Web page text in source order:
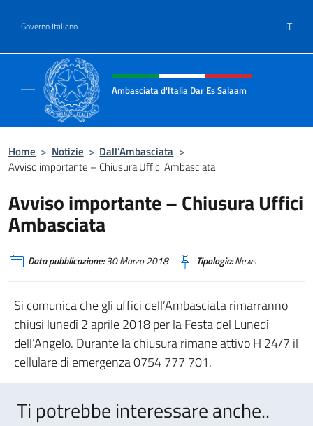
Governo Italiano IT
Intestazione sito, social e menù
Ambasciata d'Italia Dar Es Salaam
Home > Notizie > Dall’Ambasciata >
Avviso importante – Chiusura Uffici Ambasciata
Avviso importante – Chiusura Uffici
Ambasciata
Data pubblicazione:30 Marzo 2018 Tipologia:News
Si comunica che gli uffici dell’Ambasciata rimarranno
chiusi lunedì 2 aprile 2018 per la Festa del Lunedí
dell’Angelo. Durante la chiusura rimane attivo H 24/7 il
cellulare di emergenza 0754 777 701.
Ti potrebbe interessare anche..